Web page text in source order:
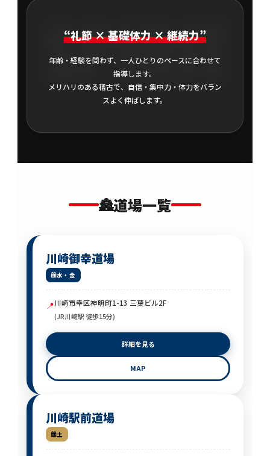
SPIRIT
“礼節 × 基礎体力 × 継続力”
年齢・経験を問わず、一人ひとりのペースに合わせて
指導します。
メリハリのある稽古で、自信・集中力・体力をバラン
スよく伸ばします。
🏯道場一覧
川崎御幸道場
水・金
📍川崎市幸区神明町1-13 三葉ビル2F
(JR川崎駅 徒歩15分)
詳細を見る
MAP
川崎駅前道場
土